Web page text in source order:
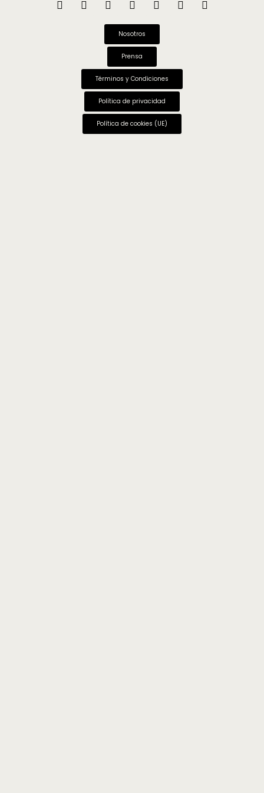
Nosotros
Prensa
Términos y Condiciones
Política de privacidad
Política de cookies (UE)